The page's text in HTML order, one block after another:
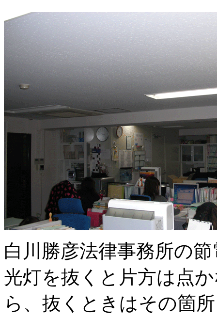
白川勝彦法律事務所の
光灯を抜くと片方は点
ら、抜くときはその箇